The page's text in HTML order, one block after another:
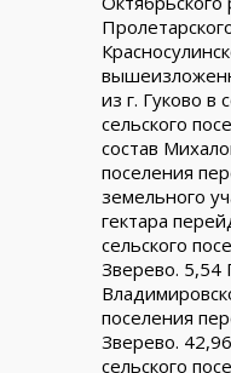
из г. Гуково в
сельского
состав
поселения
земельного
гектара
сельского
Зверево. 5,54
поселения
Зверево.
сельского